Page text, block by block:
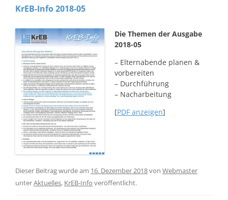
KrEB-Info 2018-05
Die Themen der Ausgabe
2018-05
– Elternabende planen &
vorbereiten
– Durchführung
– Nacharbeitung
[PDF anzeigen]
Dieser Beitrag wurde am 16. Dezember 2018von Webmaster
unterAktuelles, KrEB-Info veröffentlicht.